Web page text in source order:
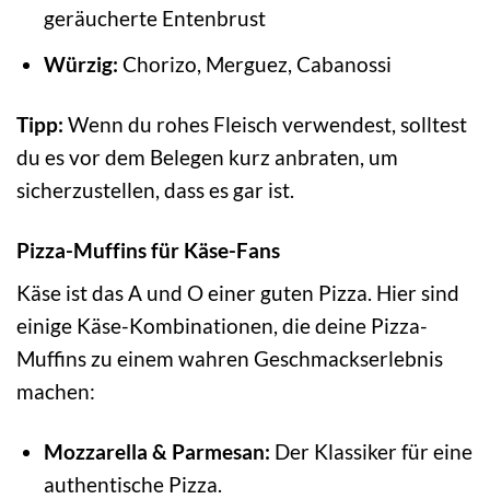
geräucherte Entenbrust
Würzig: Chorizo, Merguez, Cabanossi
Tipp: Wenn du rohes Fleisch verwendest, solltest
du es vor dem Belegen kurz anbraten, um
sicherzustellen, dass es gar ist.
Pizza-Muffins für Käse-Fans
Käse ist das A und O einer guten Pizza. Hier sind
einige Käse-Kombinationen, die deine Pizza-
Muffins zu einem wahren Geschmackserlebnis
machen:
Mozzarella & Parmesan: Der Klassiker für eine
authentische Pizza.